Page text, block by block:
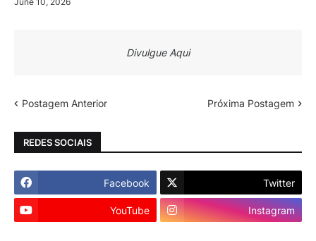
Divulgue Aqui
Postagem Anterior Próxima Postagem
REDES SOCIAIS
Facebook Twitter
YouTube Instagram